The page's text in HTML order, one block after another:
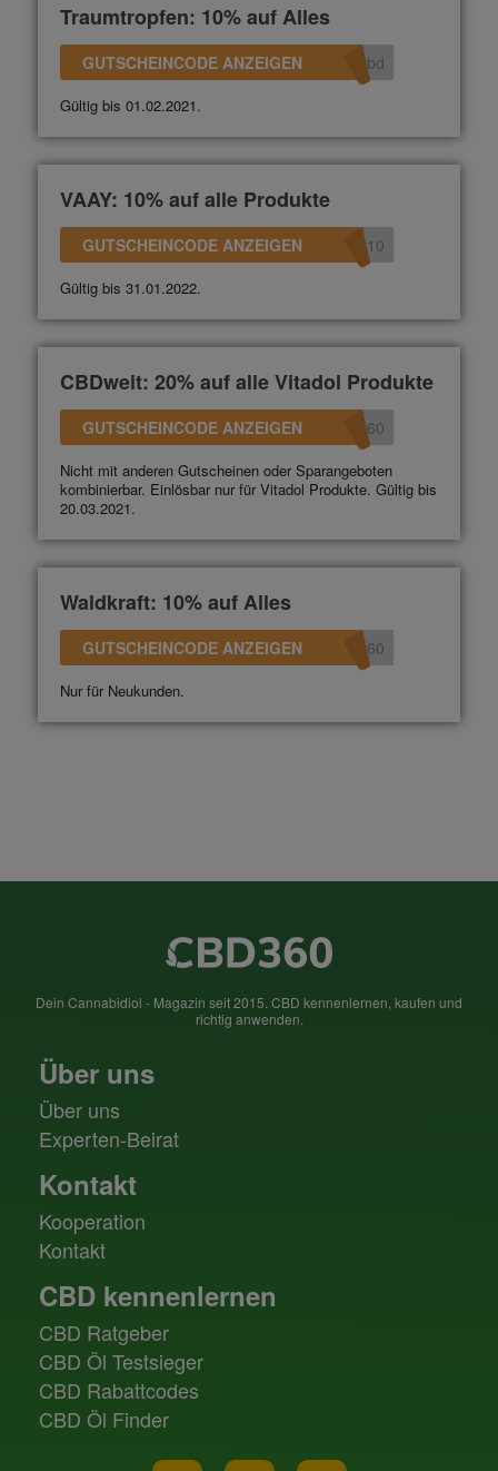
Traumtropfen: 10% auf Alles
GUTSCHEINCODE ANZEIGEN bd
Gültig bis 01.02.2021.
VAAY: 10% auf alle Produkte
GUTSCHEINCODE ANZEIGEN 010
Gültig bis 31.01.2022.
CBDwelt: 20% auf alle Vitadol Produkte
GUTSCHEINCODE ANZEIGEN 360
Nicht mit anderen Gutscheinen oder Sparangeboten
kombinierbar. Einlösbar nur für Vitadol Produkte. Gültig bis
20.03.2021.
Waldkraft: 10% auf Alles
GUTSCHEINCODE ANZEIGEN 360
Nur für Neukunden.
Dein Cannabidiol - Magazin seit 2015. CBD kennenlernen, kaufen und
richtig anwenden.
Über uns
Über uns
Experten-Beirat
Kontakt
Kooperation
Kontakt
CBD kennenlernen
CBD Ratgeber
CBD Öl Testsieger
CBD Rabattcodes
CBD Öl Finder